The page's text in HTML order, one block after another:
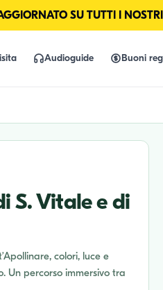
SU TUTTI I
Audioguide Buoni
S. Vitale e di
colori, luce e
Un percorso immersivo tra